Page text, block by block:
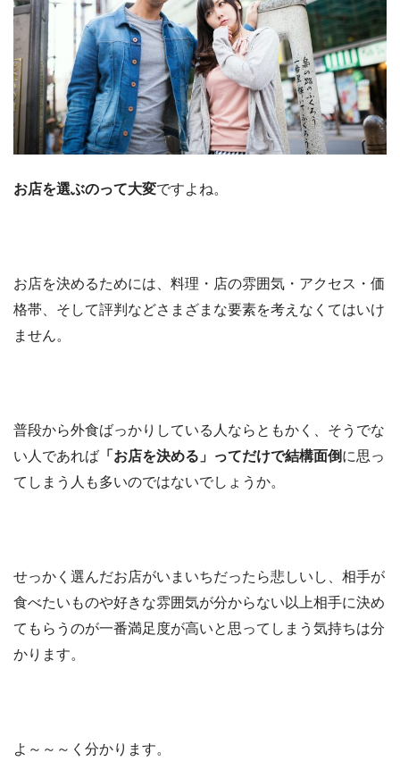
お店を選ぶのって大変ですよね。
お店を決めるためには、料理・店の雰囲気・アクセス・価
格帯、そして評判などさまざまな要素を考えなくてはいけ
ません。
普段から外食ばっかりしている人ならともかく、そうでな
い人であれば 「お店を決める」ってだけで結構面倒に思っ
てしまう人も多いのではないでしょうか。
せっかく選んだお店がいまいちだったら悲しいし、相手が
食べたいものや好きな雰囲気が分からない以上相手に決め
てもらうのが一番満足度が高いと思ってしまう気持ちは分
かります。
よ～～～く分かります。